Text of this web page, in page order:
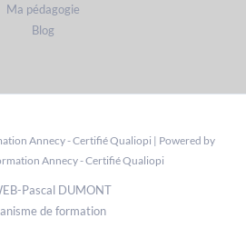
Ma pédagogie
Blog
Annecy - Certifié Qualiopi | Powered by
Annecy - Certifié Qualiopi
Pascal DUMONT
de formation